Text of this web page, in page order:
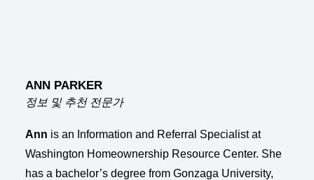
ANN PARKER
정보 및 추천 전문가
Ann is an Information and Referral Specialist at
Washington Homeownership Resource Center. She
has a bachelor’s degree from Gonzaga University,